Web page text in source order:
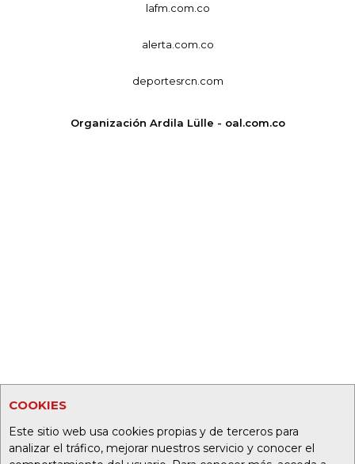
COOKIES
Este sitio web usa cookies propias y de terceros para
analizar el tráfico, mejorar nuestros servicio y conocer el
lafm.com.co
alerta.com.co
deportesrcn.com
Organización Ardila Lülle - oal.com.co